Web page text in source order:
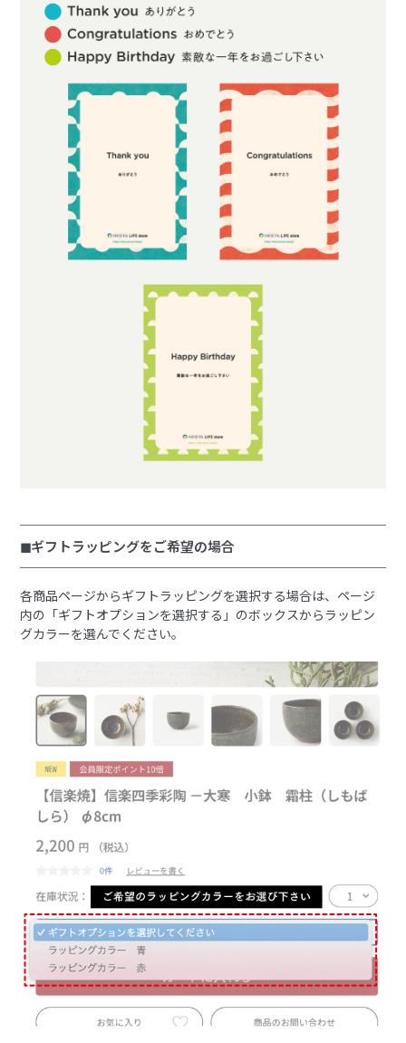
◼︎ギフトラッピングをご希望の場合
各商品ページからギフトラッピングを選択する場合は、ページ
内の「ギフトオプションを選択する」のボックスからラッピン
グカラーを選んでください。